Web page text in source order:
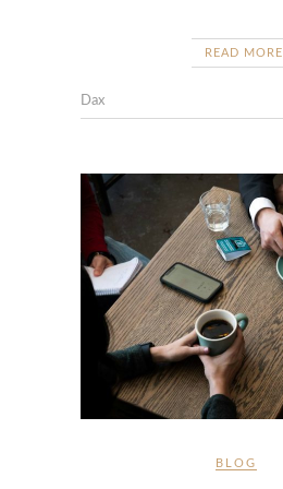
READ MORE
Dax
BLOG